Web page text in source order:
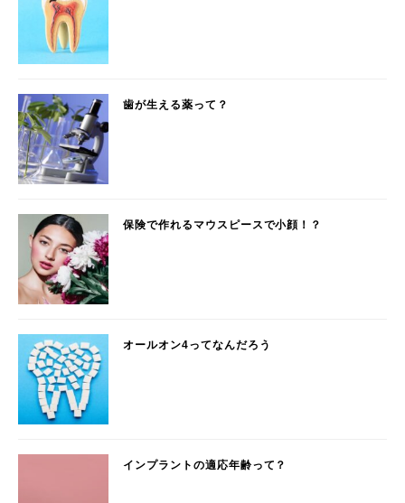
歯が生える薬って？
保険で作れるマウスピースで小顔！？
オールオン4ってなんだろう
インプラントの適応年齢って？